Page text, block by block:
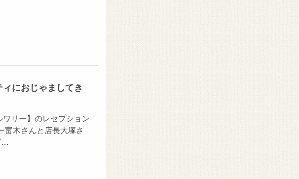
におじゃましてき
リー】のレセプション
富木さんと店長大塚さ
…